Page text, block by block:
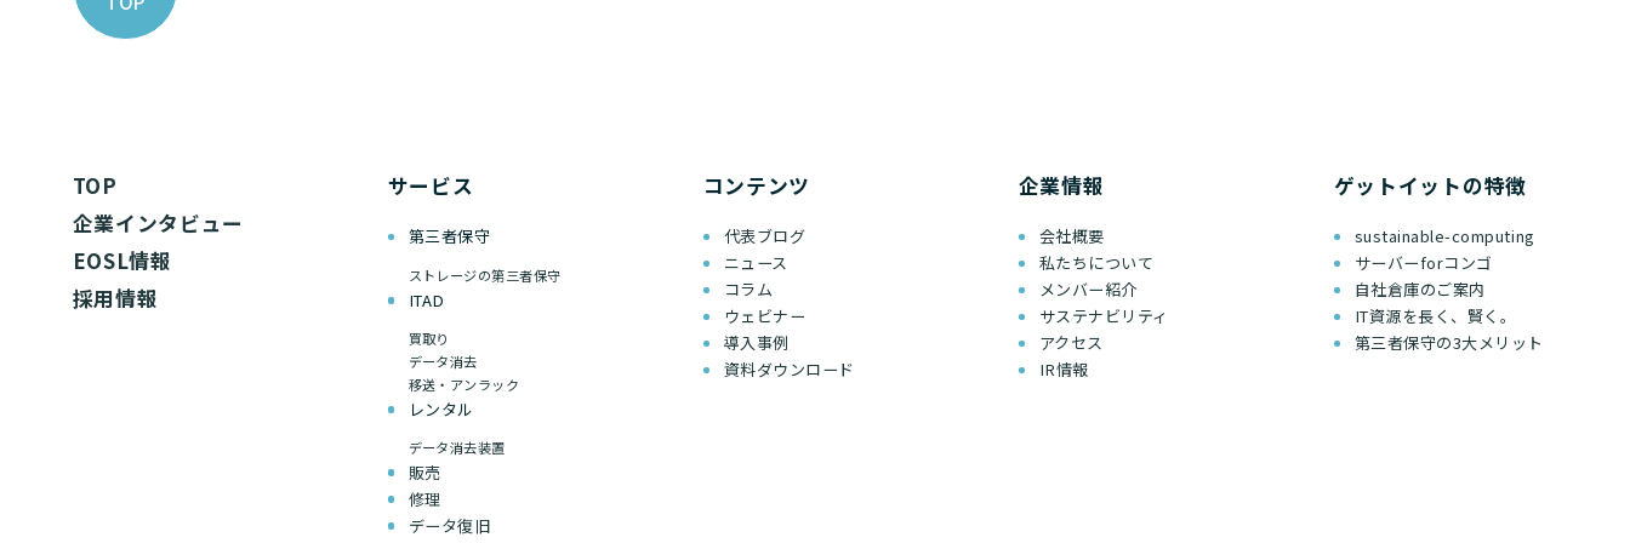
TOP
企業インタビュー
EOSL情報
採用情報
サービス
第三者保守
ストレージの第三者保守
ITAD
買取り
データ消去
移送・アンラック
レンタル
データ消去装置
販売
修理
データ復旧
コンテンツ
代表ブログ
ニュース
コラム
ウェビナー
導入事例
資料ダウンロード
企業情報
会社概要
私たちについて
メンバー紹介
サステナビリティ
アクセス
IR情報
ゲットイットの特徴
sustainable-computing
サーバーforコンゴ
自社倉庫のご案内
IT資源を長く、賢く。
第三者保守の3大メリット